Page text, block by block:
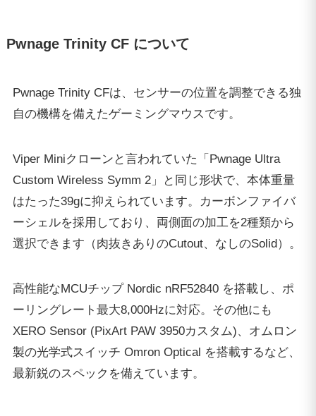
Pwnage Trinity CF について
Pwnage Trinity CFは、センサーの位置を調整できる独
自の機構を備えたゲーミングマウスです。
Viper Miniクローンと言われていた「Pwnage Ultra
Custom Wireless Symm 2」と同じ形状で、本体重量
はたった39gに抑えられています。カーボンファイバ
ーシェルを採用しており、両側面の加工を2種類から
選択できます（肉抜きありのCutout、なしのSolid）。
高性能なMCUチップ Nordic nRF52840 を搭載し、ポ
ーリングレート最大8,000Hzに対応。その他にも
XERO Sensor (PixArt PAW 3950カスタム)、オムロン
製の光学式スイッチ Omron Optical を搭載するなど、
最新鋭のスペックを備えています。